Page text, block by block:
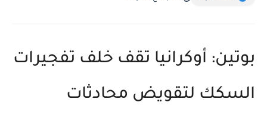
بوتين: أوكرانيا تقف خلف تفجيرات
السكك لتقويض محادثات